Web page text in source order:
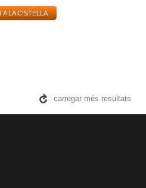
A LA CISTELLA
carregar més resultats